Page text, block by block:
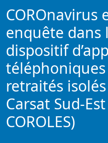
COROnavirus
enquête dans
dispositif
retraités
Carsat Sud-
COROLES)